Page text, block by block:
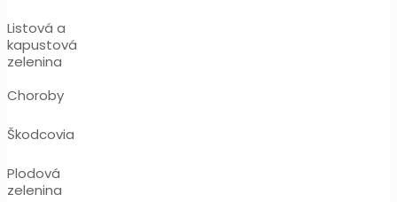
Listová a
kapustová
zelenina
Choroby
Škodcovia
Plodová
zelenina